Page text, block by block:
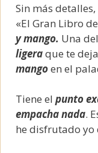
Sin más
«El Gran Libro
y mango. Una
ligeraque te
mangoen el
Tiene el punto
empacha nada.
he disfrutado yo